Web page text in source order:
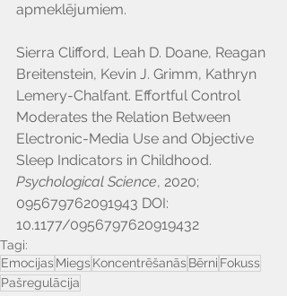
apmeklējumiem.
Sierra Clifford, Leah D. Doane, Reagan
Breitenstein, Kevin J. Grimm, Kathryn
Lemery-Chalfant. Effortful Control
Moderates the Relation Between
Electronic-Media Use and Objective
Sleep Indicators in Childhood.
Psychological Science, 2020;
095679762091943 DOI:
10.1177/0956797620919432
Tagi:
Emocijas Miegs Koncentrēšanās Bērni Fokuss
Pašregulācija